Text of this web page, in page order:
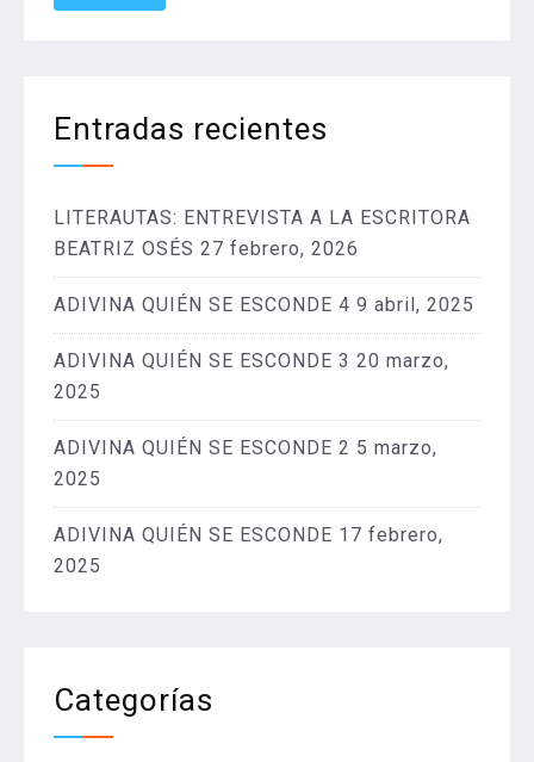
Entradas recientes
LITERAUTAS: ENTREVISTA A LA ESCRITORA
BEATRIZ OSÉS 27 febrero, 2026
ADIVINA QUIÉN SE ESCONDE 4 9 abril, 2025
ADIVINA QUIÉN SE ESCONDE 3 20 marzo,
2025
ADIVINA QUIÉN SE ESCONDE 2 5 marzo,
2025
ADIVINA QUIÉN SE ESCONDE 17 febrero,
2025
Categorías